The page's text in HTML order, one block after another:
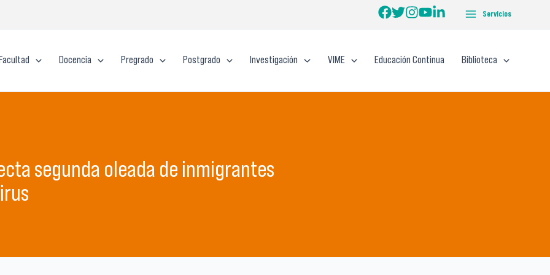
Servicios
Docencia Pregrado Postgrado Investigación VIME Educación Continua Biblioteca
segunda oleada de inmigrantes